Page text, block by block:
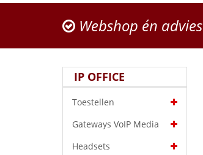
Webshop én advies
IP OFFICE
Toestellen
Gateways VoIP Media
Headsets